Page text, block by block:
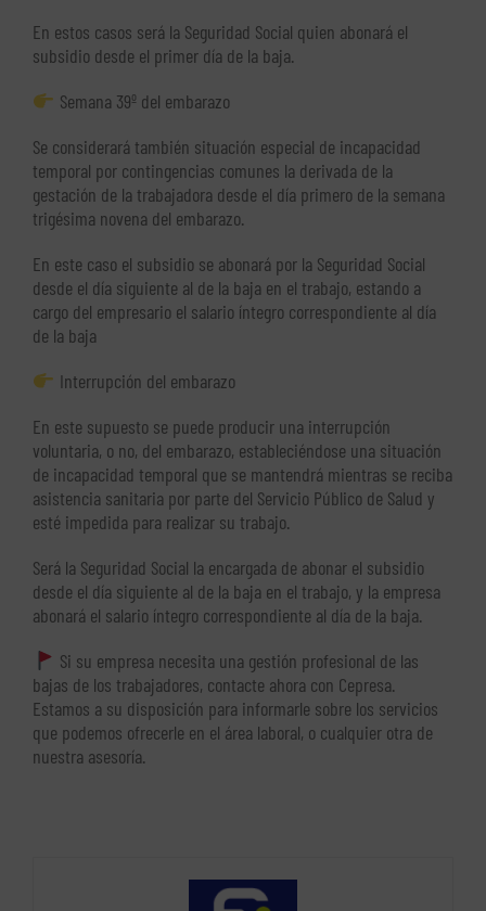
En estos casos será la Seguridad Social quien abonará el
subsidio desde el primer día de la baja.
Semana 39º del embarazo
Se considerará también situación especial de incapacidad
temporal por contingencias comunes la derivada de la
gestación de la trabajadora desde el día primero de la semana
trigésima novena del embarazo.
En este caso el subsidio se abonará por la Seguridad Social
desde el día siguiente al de la baja en el trabajo, estando a
cargo del empresario el salario íntegro correspondiente al día
de la baja
Interrupción del embarazo
En este supuesto se puede producir una interrupción
voluntaria, o no, del embarazo, estableciéndose una situación
de incapacidad temporal que se mantendrá mientras se reciba
asistencia sanitaria por parte del Servicio Público de Salud y
esté impedida para realizar su trabajo.
Será la Seguridad Social la encargada de abonar el subsidio
desde el día siguiente al de la baja en el trabajo, y la empresa
abonará el salario íntegro correspondiente al día de la baja.
Si su empresa necesita una gestión profesional de las
bajas de los trabajadores, contacte ahora con Cepresa.
Estamos a su disposición para informarle sobre los servicios
que podemos ofrecerle en el área laboral, o cualquier otra de
nuestra asesoría.